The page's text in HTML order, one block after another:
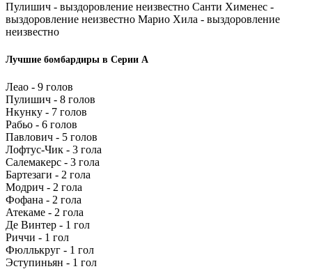
Пулишич - выздоровление неизвестно Санти Хименес -
выздоровление неизвестно Марио Хила - выздоровление
неизвестно
Лучшие бомбардиры в Серии А
Леао - 9 голов
Пулишич - 8 голов
Нкунку - 7 голов
Рабьо - 6 голов
Павлович - 5 голов
Лофтус-Чик - 3 гола
Салемакерс - 3 гола
Бартезаги - 2 гола
Модрич - 2 гола
Фофана - 2 гола
Атекаме - 2 гола
Де Винтер - 1 гол
Риччи - 1 гол
Фюллькруг - 1 гол
Эступиньян - 1 гол